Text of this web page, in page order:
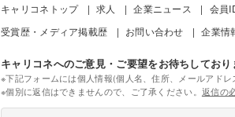
キャリコネトップ 求人 企業ニュース 会員
受賞歴・メディア掲載歴
お問い合わせ 企業情
キャリコネへのご意見・ご要望をお待ちしており
※下記フォームには個人情報(個人名、住所、メールアドレ
※個別に返信はできませんので、ご了承ください。 返信の